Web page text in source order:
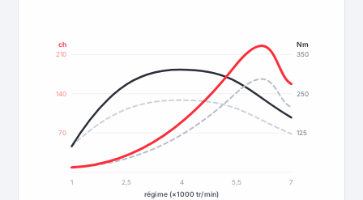
70
140
210
125
250
350
ch Nm
1 2,5 4 5,5
7
régime (×1000 tr/min)